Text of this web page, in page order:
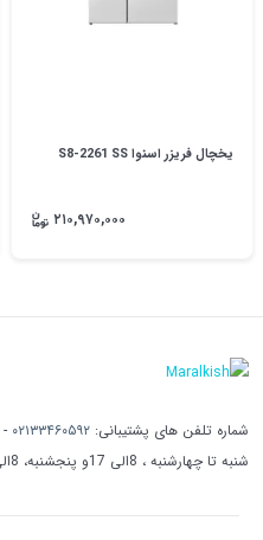
یخچال فریزر اسنوا S8-2261 SS
۲۱۰,۹۷۰,۰۰۰
شماره تلفن های پشتیبانی: ۰۲۱۳۳۴۶۰۵۹۲ -
شنبه تا چهارشنبه ، 8الی 17و پنجشنبه، 8الی 14 میزبان صدای گرمتان هستیم